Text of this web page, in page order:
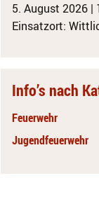
5. August 2026 |
Einsatzort:
Info’s nach
Feuerwehr
Jugendfeuerwehr